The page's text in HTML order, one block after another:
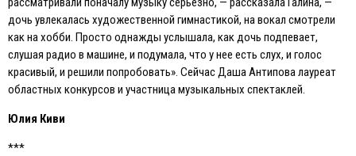
дочь увлекалась художественной гимнастикой, на вокал смотрели
как на хобби. Просто однажды услышала, как дочь подпевает,
слушая радио в машине, и подумала, что у нее есть слух, и голос
красивый, и решили попробовать». Сейчас Даша Антипова лауреат
областных конкурсов и участница музыкальных спектаклей.
Юлия Киви
***